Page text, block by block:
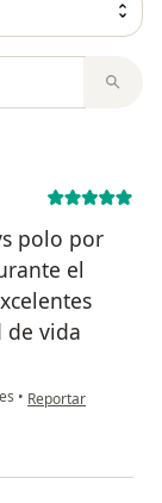
polo por
el
de vida
• en opinión del
Reportar